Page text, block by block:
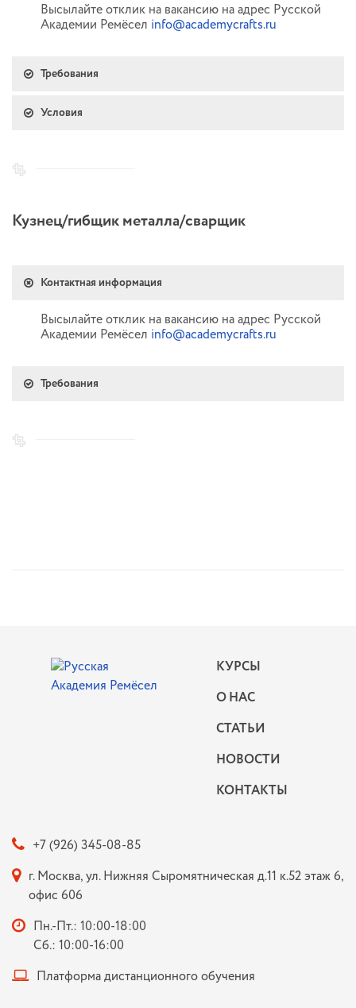
Высылайте отклик на вакансию на адрес Русской
Академии Ремёсел info@academycrafts.ru
Требования
Условия
Кузнец/гибщик металла/сварщик
Контактная информация
Высылайте отклик на вакансию на адрес Русской
Академии Ремёсел info@academycrafts.ru
Требования
КУРСЫ
О НАС
СТАТЬИ
НОВОСТИ
КОНТАКТЫ
+7 (926) 345-08-85
г. Москва, ул. Нижняя Сыромятническая д.11 к.52 этаж 6,
офис 606
Пн.-Пт.: 10:00-18:00
Сб.: 10:00-16:00
Платформа дистанционного обучения